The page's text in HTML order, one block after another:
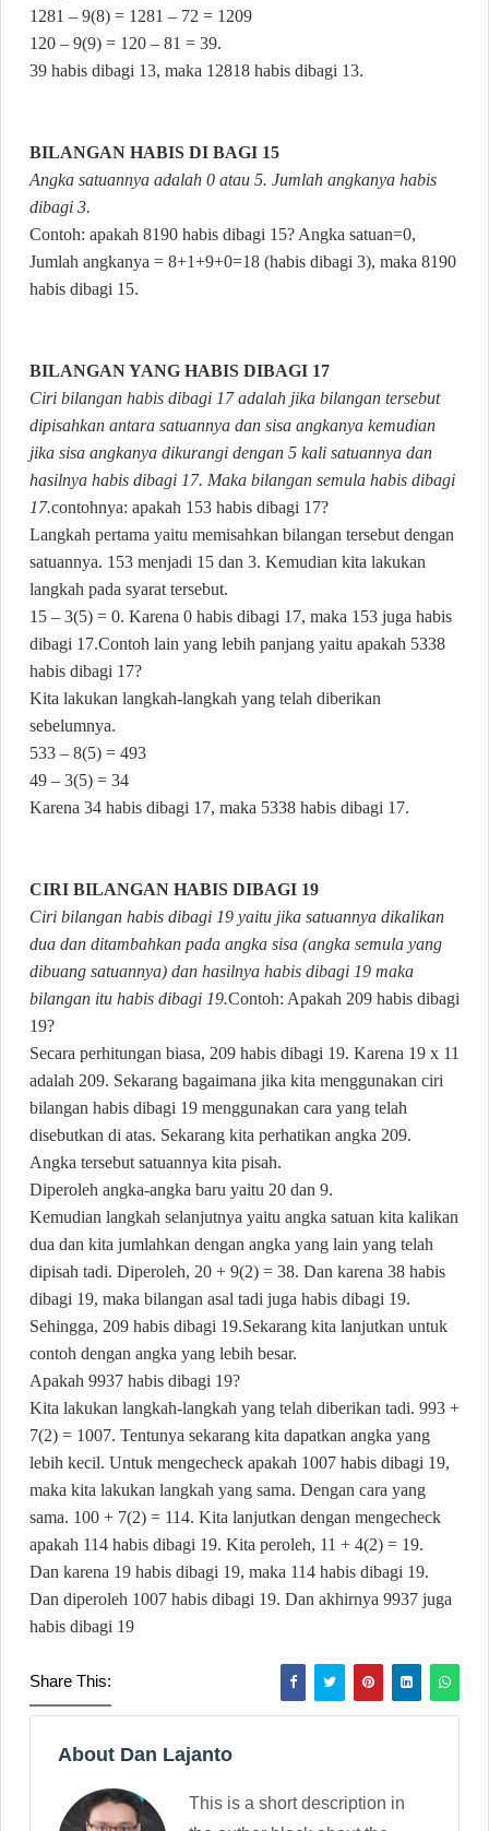
1281 – 9(8) = 1281 – 72 = 1209
120 – 9(9) = 120 – 81 = 39.
39 habis dibagi 13, maka 12818 habis dibagi 13.
BILANGAN HABIS DI BAGI 15
Angka satuannya adalah 0 atau 5. Jumlah angkanya habis
dibagi 3.
Contoh: apakah 8190 habis dibagi 15? Angka satuan=0,
Jumlah angkanya = 8+1+9+0=18 (habis dibagi 3), maka 8190
habis dibagi 15.
BILANGAN YANG HABIS DIBAGI 17
Ciri bilangan habis dibagi 17 adalah jika bilangan tersebut
dipisahkan antara satuannya dan sisa angkanya kemudian
jika sisa angkanya dikurangi dengan 5 kali satuannya dan
hasilnya habis dibagi 17. Maka bilangan semula habis dibagi
17.contohnya: apakah 153 habis dibagi 17?
Langkah pertama yaitu memisahkan bilangan tersebut dengan
satuannya. 153 menjadi 15 dan 3. Kemudian kita lakukan
langkah pada syarat tersebut.
15 – 3(5) = 0. Karena 0 habis dibagi 17, maka 153 juga habis
dibagi 17.Contoh lain yang lebih panjang yaitu apakah 5338
habis dibagi 17?
Kita lakukan langkah-langkah yang telah diberikan
sebelumnya.
533 – 8(5) = 493
49 – 3(5) = 34
Karena 34 habis dibagi 17, maka 5338 habis dibagi 17.
CIRI BILANGAN HABIS DIBAGI 19
Ciri bilangan habis dibagi 19 yaitu jika satuannya dikalikan
dua dan ditambahkan pada angka sisa (angka semula yang
dibuang satuannya) dan hasilnya habis dibagi 19 maka
bilangan itu habis dibagi 19.Contoh: Apakah 209 habis dibagi
19?
Secara perhitungan biasa, 209 habis dibagi 19. Karena 19 x 11
adalah 209. Sekarang bagaimana jika kita menggunakan ciri
bilangan habis dibagi 19 menggunakan cara yang telah
disebutkan di atas. Sekarang kita perhatikan angka 209.
Angka tersebut satuannya kita pisah.
Diperoleh angka-angka baru yaitu 20 dan 9.
Kemudian langkah selanjutnya yaitu angka satuan kita kalikan
dua dan kita jumlahkan dengan angka yang lain yang telah
dipisah tadi. Diperoleh, 20 + 9(2) = 38. Dan karena 38 habis
dibagi 19, maka bilangan asal tadi juga habis dibagi 19.
Sehingga, 209 habis dibagi 19.Sekarang kita lanjutkan untuk
contoh dengan angka yang lebih besar.
Apakah 9937 habis dibagi 19?
Kita lakukan langkah-langkah yang telah diberikan tadi. 993 +
7(2) = 1007. Tentunya sekarang kita dapatkan angka yang
lebih kecil. Untuk mengecheck apakah 1007 habis dibagi 19,
maka kita lakukan langkah yang sama. Dengan cara yang
sama. 100 + 7(2) = 114. Kita lanjutkan dengan mengecheck
apakah 114 habis dibagi 19. Kita peroleh, 11 + 4(2) = 19.
Dan karena 19 habis dibagi 19, maka 114 habis dibagi 19.
Dan diperoleh 1007 habis dibagi 19. Dan akhirnya 9937 juga
habis dibagi 19
Share This:
About Dan Lajanto
This is a short description in